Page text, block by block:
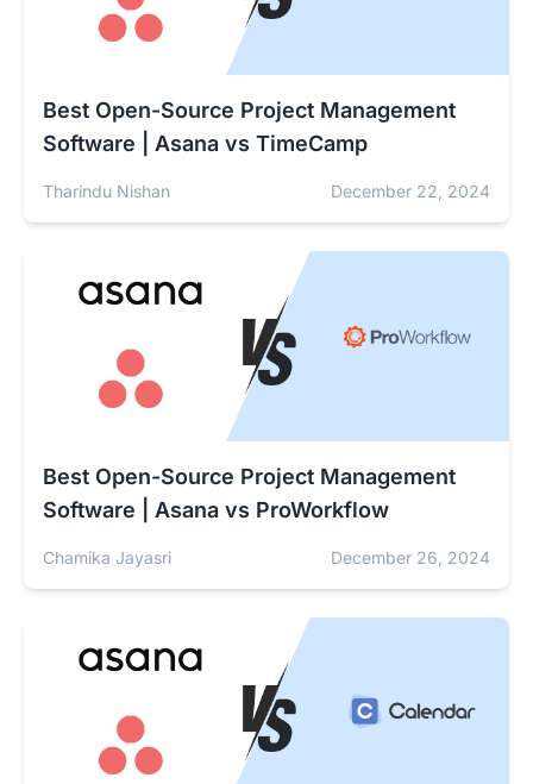
Best Open-Source Project Management
Software | Asana vs TimeCamp
Tharindu Nishan December 22, 2024
Best Open-Source Project Management
Software | Asana vs ProWorkflow
Chamika Jayasri December 26, 2024